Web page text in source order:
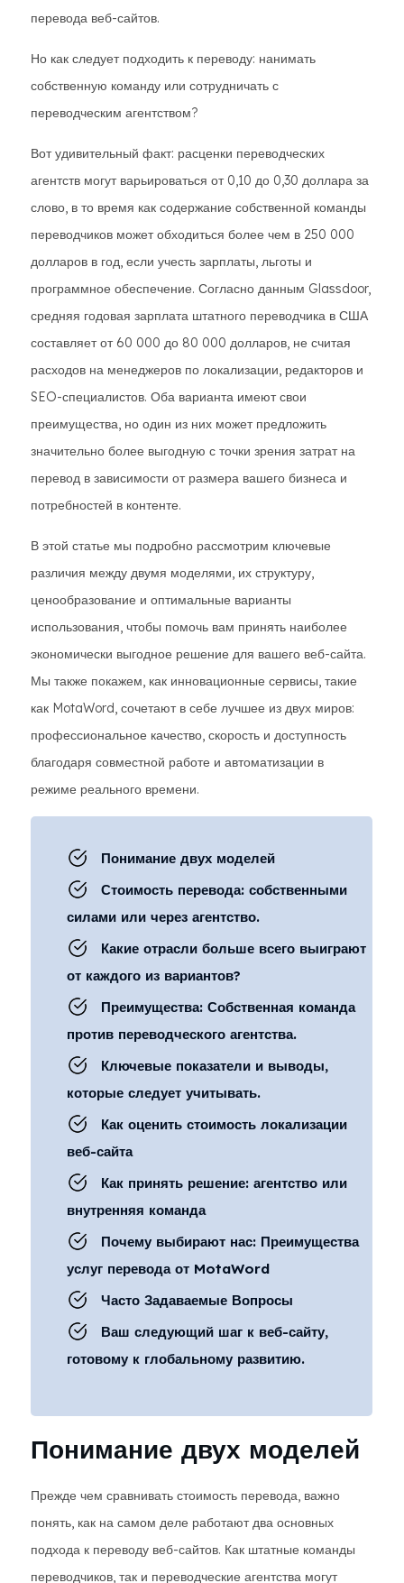
перевода веб-сайтов.
Но как следует подходить к переводу: нанимать
собственную команду или сотрудничать с
переводческим агентством?
Вот удивительный факт: расценки переводческих
агентств могут варьироваться от 0,10 до 0,30 доллара за
слово, в то время как содержание собственной команды
переводчиков может обходиться более чем в 250 000
долларов в год, если учесть зарплаты, льготы и
программное обеспечение. Согласно данным Glassdoor,
средняя годовая зарплата штатного переводчика в США
составляет от 60 000 до 80 000 долларов, не считая
расходов на менеджеров по локализации, редакторов и
SEO-специалистов. Оба варианта имеют свои
преимущества, но один из них может предложить
значительно более выгодную с точки зрения затрат на
перевод в зависимости от размера вашего бизнеса и
потребностей в контенте.
В этой статье мы подробно рассмотрим ключевые
различия между двумя моделями, их структуру,
ценообразование и оптимальные варианты
использования, чтобы помочь вам принять наиболее
экономически выгодное решение для вашего веб-сайта.
Мы также покажем, как инновационные сервисы, такие
как MotaWord, сочетают в себе лучшее из двух миров:
профессиональное качество, скорость и доступность
благодаря совместной работе и автоматизации в
режиме реального времени.
Понимание двух моделей
Стоимость перевода: собственными
силами или через агентство.
Какие отрасли больше всего выиграют
от каждого из вариантов?
Преимущества: Собственная команда
против переводческого агентства.
Ключевые показатели и выводы,
которые следует учитывать.
Как оценить стоимость локализации
веб-сайта
Как принять решение: агентство или
внутренняя команда
Почему выбирают нас: Преимущества
услуг перевода от MotaWord
Часто Задаваемые Вопросы
Ваш следующий шаг к веб-сайту,
готовому к глобальному развитию.
Понимание двух моделей
Прежде чем сравнивать стоимость перевода, важно
понять, как на самом деле работают два основных
подхода к переводу веб-сайтов. Как штатные команды
переводчиков, так и переводческие агентства могут